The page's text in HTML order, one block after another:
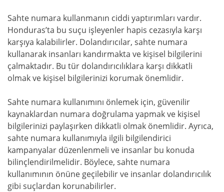
Sahte numara kullanmanın ciddi yaptırımları vardır.
Honduras’ta bu suçu işleyenler hapis cezasıyla karşı
karşıya kalabilirler. Dolandırıcılar, sahte numara
kullanarak insanları kandırmakta ve kişisel bilgilerini
çalmaktadır. Bu tür dolandırıcılıklara karşı dikkatli
olmak ve kişisel bilgilerinizi korumak önemlidir.
Sahte numara kullanımını önlemek için, güvenilir
kaynaklardan numara doğrulama yapmak ve kişisel
bilgilerinizi paylaşırken dikkatli olmak önemlidir. Ayrıca,
sahte numara kullanımıyla ilgili bilgilendirici
kampanyalar düzenlenmeli ve insanlar bu konuda
bilinçlendirilmelidir. Böylece, sahte numara
kullanımının önüne geçilebilir ve insanlar dolandırıcılık
gibi suçlardan korunabilirler.